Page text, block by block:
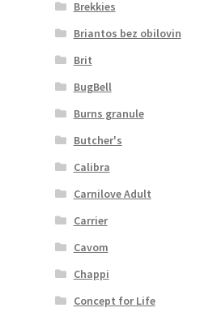
Brekkies
Briantos bez obilovin
Brit
BugBell
Burns granule
Butcher's
Calibra
Carnilove Adult
Carrier
Cavom
Chappi
Concept for Life